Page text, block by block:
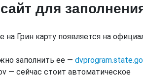
для
на Грин карту появляется на
заполнить ее —
— сейчас стоит автоматическое